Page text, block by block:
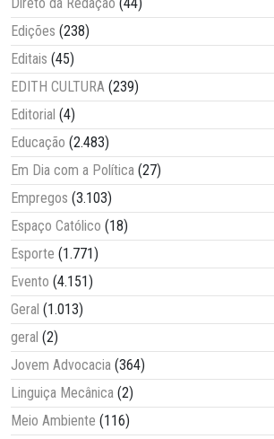
Direto da Redação (44)
Edições (238)
Editais (45)
EDITH CULTURA (239)
Editorial (4)
Educação (2.483)
Em Dia com a Política (27)
Empregos (3.103)
Espaço Católico (18)
Esporte (1.771)
Evento (4.151)
Geral (1.013)
geral (2)
Jovem Advocacia (364)
Linguiça Mecânica (2)
Meio Ambiente (116)